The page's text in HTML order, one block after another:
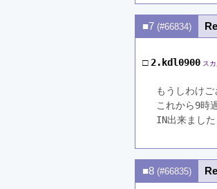
■7 (#66834)
□ 2.kdl0900 ス
もうしわけご
これから9時
IN出来まし
■8 (#66835)